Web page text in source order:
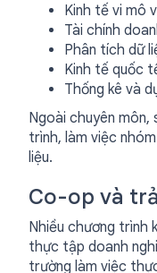
Kinh tế vi mô
Tài chính
Phân tích dữ
Kinh tế quốc
Thống kê và
Ngoài chuyên môn,
trình, làm việc
liệu.
Co-op và
Nhiều chương trình
thực tập doanh
trường làm việc